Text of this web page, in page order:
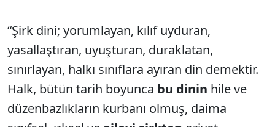
“Şirk dini; yorumlayan, kılıf uyduran,
yasallaştıran, uyuşturan, duraklatan,
sınırlayan, halkı sınıflara ayıran din demektir.
Halk, bütün tarih boyunca bu dinin hile ve
düzenbazlıkların kurbanı olmuş, daima